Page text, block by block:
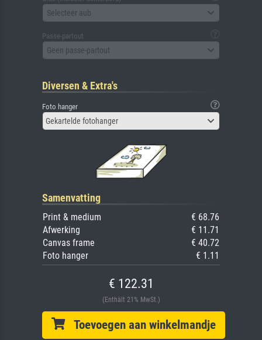
Selecteer aub
Passe-partout
Geen passe-partout
Diversen & Extra's
Foto hanger
Gekartelde fotohanger
Samenvatting
Print & medium
€ 68.76
Afwerking
€ 11.71
Canvas frame
€ 40.72
Foto hanger
€ 1.11
€ 122.31
(Enthält 21% MwSt.)
Toevoegen aan winkelmandje